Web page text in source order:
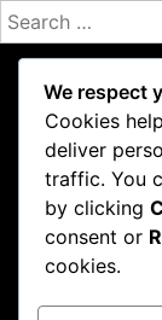
S
e
Mentions
Conditions de
Politique de
Qui nous
Préférences
We respect
Cookies
deliver
traffic. You
by clicking
consent or
cookies.